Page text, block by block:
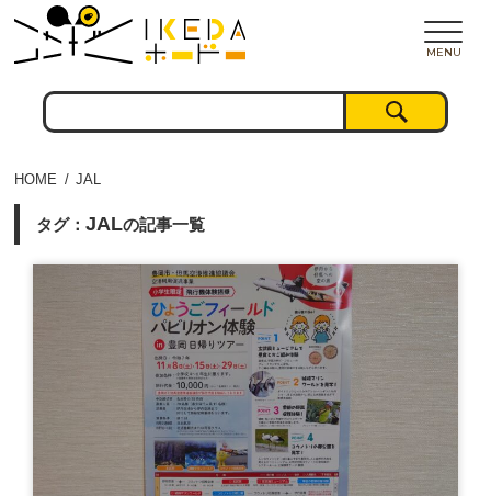
MENU
HOME JAL
タグ： JALの記事一覧